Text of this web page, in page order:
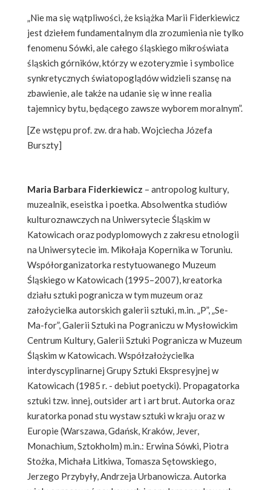
„Nie ma się wątpliwości, że książka Marii Fiderkiewicz
jest dziełem fundamentalnym dla zrozumienia nie tylko
fenomenu Sówki, ale całego śląskiego mikroświata
śląskich górników, którzy w ezoteryzmie i symbolice
synkretycznych światopoglądów widzieli szansę na
zbawienie, ale także na udanie się w inne realia
tajemnicy bytu, będącego zawsze wyborem moralnym”.
[Ze wstępu prof. zw. dra hab. Wojciecha Józefa
Burszty]
Maria Barbara Fiderkiewicz – antropolog kultury,
muzealnik, eseistka i poetka. Absolwentka studiów
kulturoznawczych na Uniwersytecie Śląskim w
Katowicach oraz podyplomowych z zakresu etnologii
na Uniwersytecie im. Mikołaja Kopernika w Toruniu.
Współorganizatorka restytuowanego Muzeum
Śląskiego w Katowicach (1995–2007), kreatorka
działu sztuki pogranicza w tym muzeum oraz
założycielka autorskich galerii sztuki, m.in. „P”, „Se-
Ma-for”, Galerii Sztuki na Pograniczu w Mysłowickim
Centrum Kultury, Galerii Sztuki Pogranicza w Muzeum
Śląskim w Katowicach. Współzałożycielka
interdyscyplinarnej Grupy Sztuki Ekspresyjnej w
Katowicach (1985 r. - debiut poetycki). Propagatorka
sztuki tzw. innej, outsider art i art brut. Autorka oraz
kuratorka ponad stu wystaw sztuki w kraju oraz w
Europie (Warszawa, Gdańsk, Kraków, Jever,
Monachium, Sztokholm) m.in.: Erwina Sówki, Piotra
Stożka, Michała Litkiwa, Tomasza Sętowskiego,
Jerzego Przybyły, Andrzeja Urbanowicza. Autorka